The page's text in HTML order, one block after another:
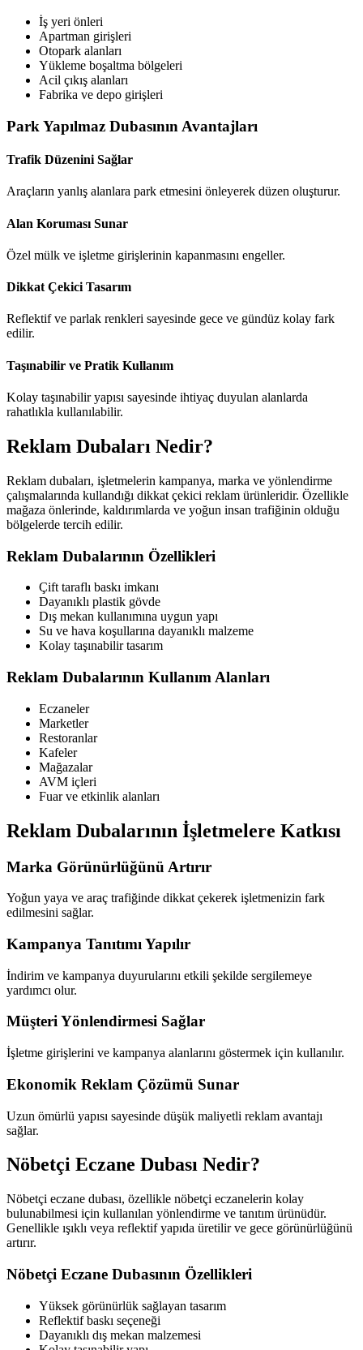
İş yeri önleri
Apartman girişleri
Otopark alanları
Yükleme boşaltma bölgeleri
Acil çıkış alanları
Fabrika ve depo girişleri
Park Yapılmaz Dubasının Avantajları
Trafik Düzenini Sağlar
Araçların yanlış alanlara park etmesini önleyerek düzen oluşturur.
Alan Koruması Sunar
Özel mülk ve işletme girişlerinin kapanmasını engeller.
Dikkat Çekici Tasarım
Reflektif ve parlak renkleri sayesinde gece ve gündüz kolay fark
edilir.
Taşınabilir ve Pratik Kullanım
Kolay taşınabilir yapısı sayesinde ihtiyaç duyulan alanlarda
rahatlıkla kullanılabilir.
Reklam Dubaları Nedir?
Reklam dubaları, işletmelerin kampanya, marka ve yönlendirme
çalışmalarında kullandığı dikkat çekici reklam ürünleridir. Özellikle
mağaza önlerinde, kaldırımlarda ve yoğun insan trafiğinin olduğu
bölgelerde tercih edilir.
Reklam Dubalarının Özellikleri
Çift taraflı baskı imkanı
Dayanıklı plastik gövde
Dış mekan kullanımına uygun yapı
Su ve hava koşullarına dayanıklı malzeme
Kolay taşınabilir tasarım
Reklam Dubalarının Kullanım Alanları
Eczaneler
Marketler
Restoranlar
Kafeler
Mağazalar
AVM içleri
Fuar ve etkinlik alanları
Reklam Dubalarının İşletmelere Katkısı
Marka Görünürlüğünü Artırır
Yoğun yaya ve araç trafiğinde dikkat çekerek işletmenizin fark
edilmesini sağlar.
Kampanya Tanıtımı Yapılır
İndirim ve kampanya duyurularını etkili şekilde sergilemeye
yardımcı olur.
Müşteri Yönlendirmesi Sağlar
İşletme girişlerini ve kampanya alanlarını göstermek için kullanılır.
Ekonomik Reklam Çözümü Sunar
Uzun ömürlü yapısı sayesinde düşük maliyetli reklam avantajı
sağlar.
Nöbetçi Eczane Dubası Nedir?
Nöbetçi eczane dubası, özellikle nöbetçi eczanelerin kolay
bulunabilmesi için kullanılan yönlendirme ve tanıtım ürünüdür.
Genellikle ışıklı veya reflektif yapıda üretilir ve gece görünürlüğünü
artırır.
Nöbetçi Eczane Dubasının Özellikleri
Yüksek görünürlük sağlayan tasarım
Reflektif baskı seçeneği
Dayanıklı dış mekan malzemesi